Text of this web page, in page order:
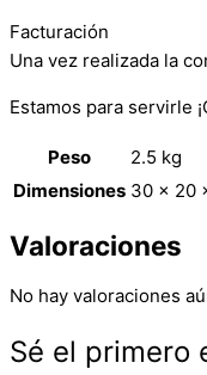
Facturación
Una vez realizada la
Estamos para servirle
Peso
2.5 kg
Dimensiones 30 × 20
Valoraciones
No hay valoraciones
Sé el primero